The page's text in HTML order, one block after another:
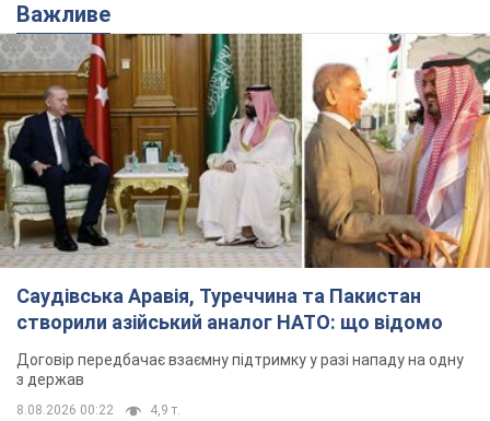
Важливе
Саудівська Аравія, Туреччина та Пакистан
створили азійський аналог НАТО: що відомо
Договір передбачає взаємну підтримку у разі нападу на одну
з держав
8.08.2026 00:22 4,9 т.